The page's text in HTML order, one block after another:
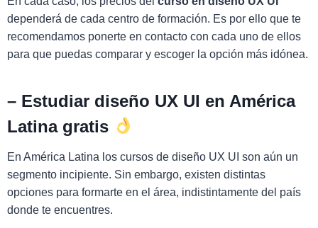
dependerá de cada centro de formación. Es por ello que te
recomendamos ponerte en contacto con cada uno de ellos
para que puedas comparar y escoger la opción más idónea.
– Estudiar diseño UX UI en América
Latina gratis
En América Latina los cursos de diseño UX UI son aún un
segmento incipiente. Sin embargo, existen distintas
opciones para formarte en el área, indistintamente del país
donde te encuentres.